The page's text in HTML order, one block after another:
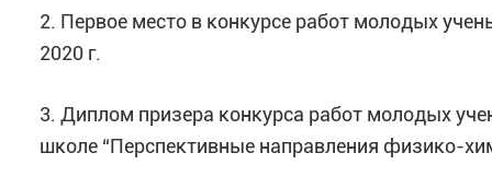
2. Первое место в конкурсе работ молодых
2020 г.
3. Диплом призера конкурса работ молодых
школе “Перспективные направления физико-